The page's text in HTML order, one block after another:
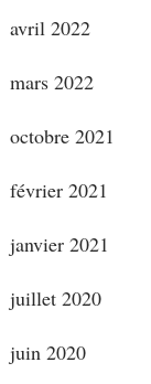
avril 2022
mars 2022
octobre 2021
février 2021
janvier 2021
juillet 2020
juin 2020